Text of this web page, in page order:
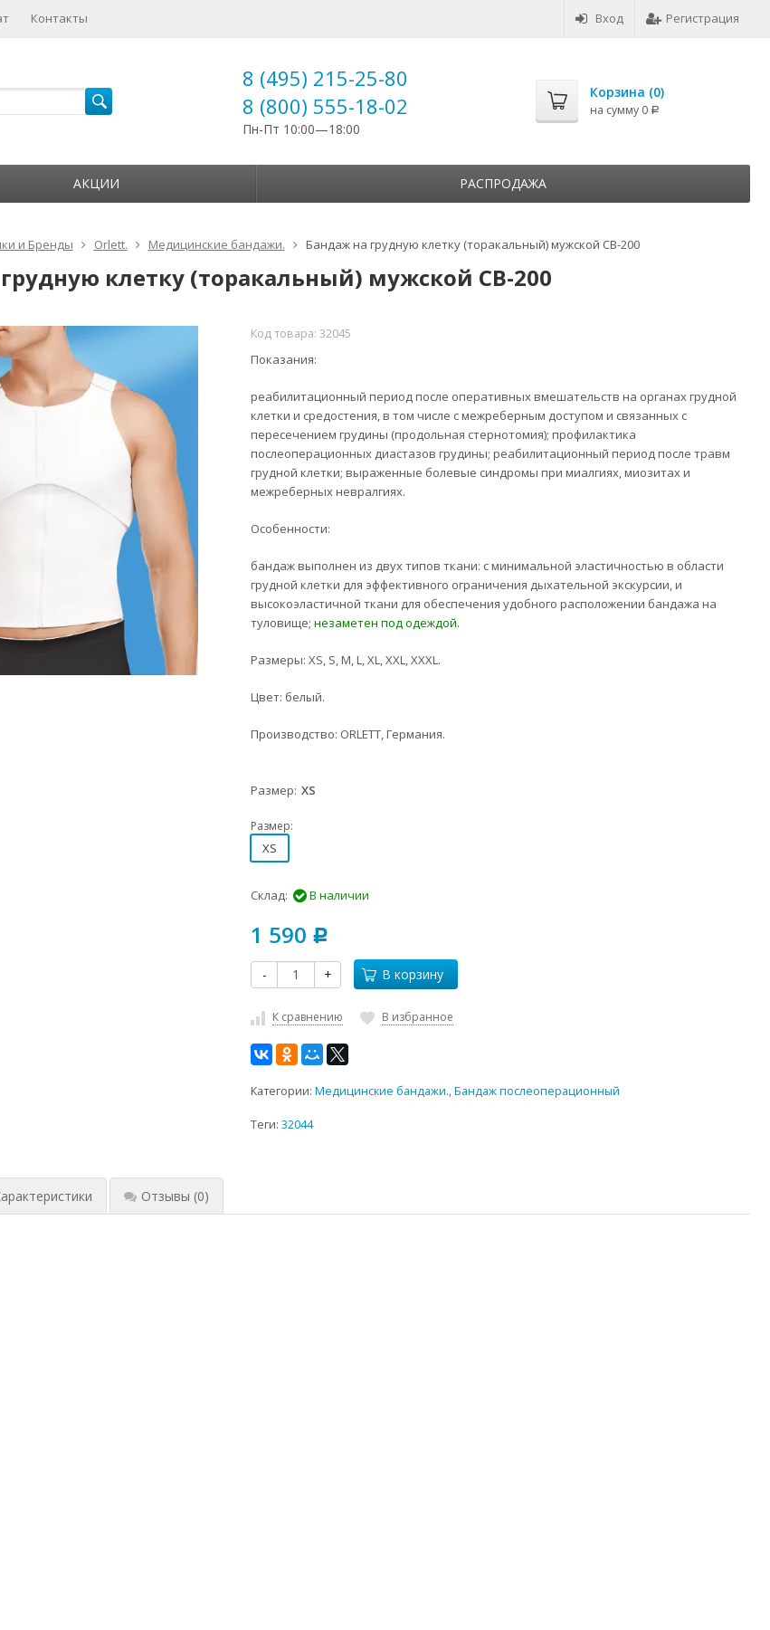
Вход Регистрация
Контакты
8 (495) 215-25-80
8 (800) 555-18-02
Пн-Пт 10:00—18:00
Корзина (0)
на сумму 0 Р
АКЦИИ РАСПРОДАЖА
и Бренды Orlett. Медицинские бандажи. Бандаж на грудную клетку (торакальный) мужской CB-200
клетку (торакальный) мужской CB-200
Код товара:32045
Показания:
реабилитационный период после оперативных вмешательств на органах грудной
клетки и средостения, в том числе с межреберным доступом и связанных с
пересечением грудины (продольная стернотомия); профилактика
послеоперационных диастазов грудины; реабилитационный период после травм
грудной клетки; выраженные болевые синдромы при миалгиях, миозитах и
межреберных невралгиях.
Особенности:
бандаж выполнен из двух типов ткани: с минимальной эластичностью в области
грудной клетки для эффективного ограничения дыхательной экскурсии, и
высокоэластичной ткани для обеспечения удобного расположении бандажа на
туловище;незаметен под одеждой.
Размеры: XS, S, M, L, XL, XXL, XXXL.
Цвет: белый.
Производство: ORLETT, Германия.
Размер XS
Размер:
XS
Склад: В наличии
1 590 Р
- + В корзину
К сравнению В избранное
Категории:Медицинские бандажи.,Бандаж послеоперационный
Теги:32044
Отзывы (0)